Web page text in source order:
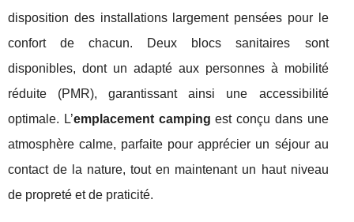
disposition des installations largement pensées pour le
confort de chacun. Deux blocs sanitaires sont
disponibles, dont un adapté aux personnes à mobilité
réduite (PMR), garantissant ainsi une accessibilité
optimale. L’emplacement camping est conçu dans une
atmosphère calme, parfaite pour apprécier un séjour au
contact de la nature, tout en maintenant un haut niveau
de propreté et de praticité.